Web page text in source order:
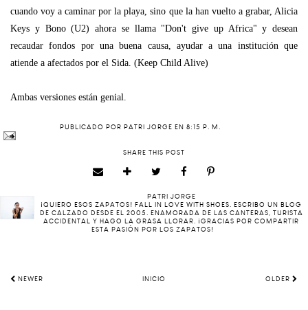
cuando voy a caminar por la playa, sino que la han vuelto a grabar, Alicia
Keys y Bono (U2) ahora se llama "Don't give up Africa" y desean
recaudar fondos por una buena causa, ayudar a una institución que
atiende a afectados por el Sida. (Keep Child Alive)
Ambas versiones están genial.
PUBLICADO POR PATRI JORGE EN 8:15 P. M.
SHARE THIS POST
PATRI JORGE
¡QUIERO ESOS ZAPATOS! FALL IN LOVE WITH SHOES. ESCRIBO UN BLOG
DE CALZADO DESDE EL 2005. ENAMORADA DE LAS CANTERAS, TURISTA
ACCIDENTAL Y HAGO LA GRASA LLORAR. ¡GRACIAS POR COMPARTIR
ESTA PASIÓN POR LOS ZAPATOS!
NEWER INICIO OLDER